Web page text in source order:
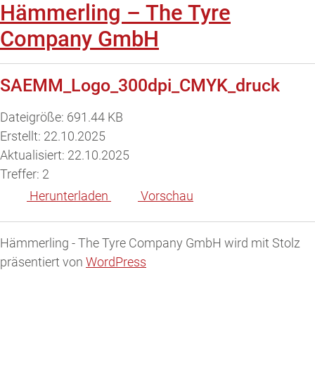
Hämmerling – The Tyre
Company GmbH
SAEMM_Logo_300dpi_CMYK_druck
Dateigröße: 691.44 KB
Erstellt: 22.10.2025
Aktualisiert: 22.10.2025
Treffer: 2
Herunterladen
Vorschau
Hämmerling - The Tyre Company GmbH wird mit Stolz
präsentiert von WordPress